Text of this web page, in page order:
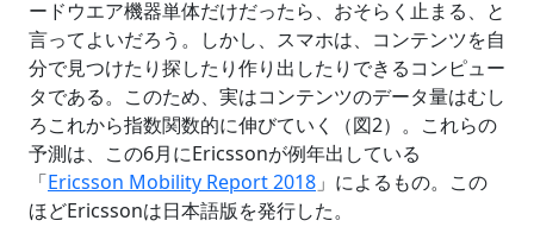
ードウエア機器単体だけだったら、おそらく止まる、と
言ってよいだろう。しかし、スマホは、コンテンツを自
分で見つけたり探したり作り出したりできるコンピュー
タである。このため、実はコンテンツのデータ量はむし
ろこれから指数関数的に伸びていく（図2）。これらの
予測は、この6月にEricssonが例年出している
「Ericsson Mobility Report 2018 」によるもの。この
ほどEricssonは日本語版を発行した。